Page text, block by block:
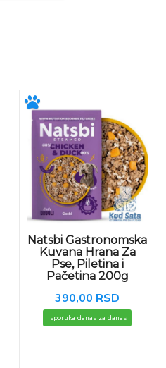
Natsbi Gastronomska
Kuvana Hrana Za
Pse, Piletina i
Pačetina 200g
390,00 RSD
Isporuka danas za danas